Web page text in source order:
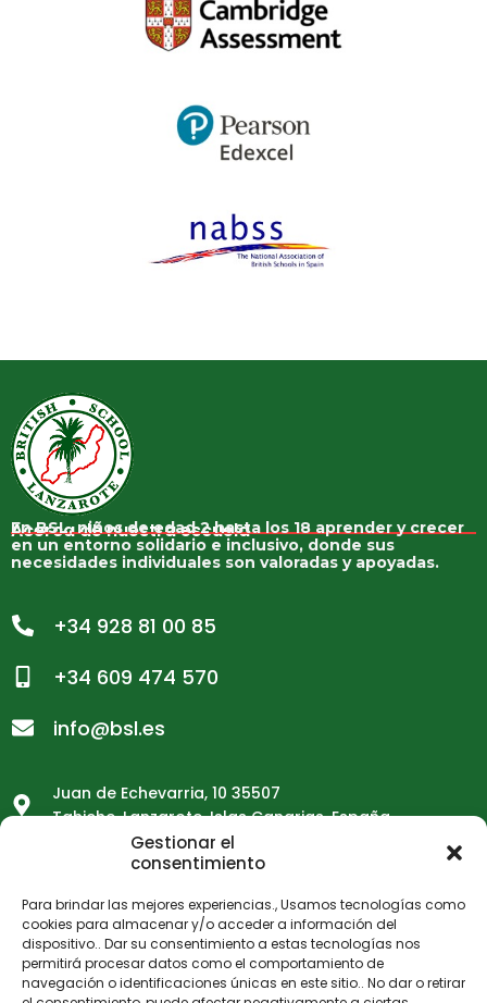
Gestionar el
consentimiento
Para brindar las mejores experiencias., Usamos tecnologías como
cookies para almacenar y/o acceder a información del
dispositivo.. Dar su consentimiento a estas tecnologías nos
permitirá procesar datos como el comportamiento de
navegación o identificaciones únicas en este sitio.. No dar o retirar
Acerca de nuestra escuela
En BSL, niños de edad 2 hasta los 18 aprender y crecer
en un entorno solidario e inclusivo, donde sus
necesidades individuales son valoradas y apoyadas.
+34 928 81 00 85
+34 609 474 570
info@bsl.es
Juan de Echevarria, 10 35507
Tahiche, Lanzarote, Islas Canarias. España
Horario de apertura de la escuela
Cerrado julio & Agosto (contactable por correo
electrónico)